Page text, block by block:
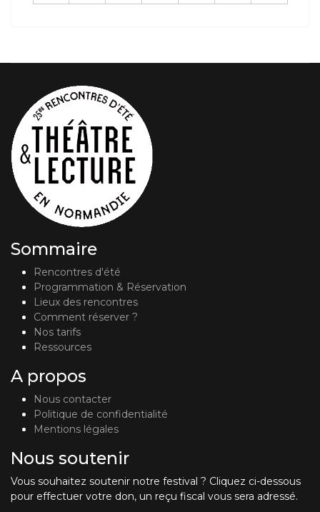
Sommaire
Rencontres d'été
Programmation & Réservation
Lieux des rencontres
Comment réserver ?
Nos tarifs
Ressources
A propos
Nous contacter
Politique de confidentialité
Mentions légales
Nous soutenir
Vous souhaitez soutenir notre festival ? Cliquez ci-dessous
pour effectuer votre don, un reçu fiscal vous sera adressé.